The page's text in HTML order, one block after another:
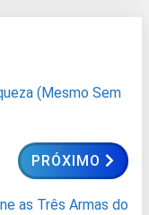
(Mesmo Sem
PRÓXIMO
as Três Armas do